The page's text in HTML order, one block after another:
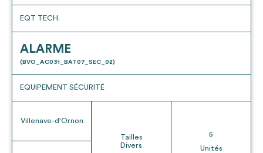
EQT TECH.
ALARME
(BVO_AC031_BAT07_SEC_02)
EQUIPEMENT SÉCURITÉ
Villenave-d'Ornon
Tailles
Divers
5
Unités